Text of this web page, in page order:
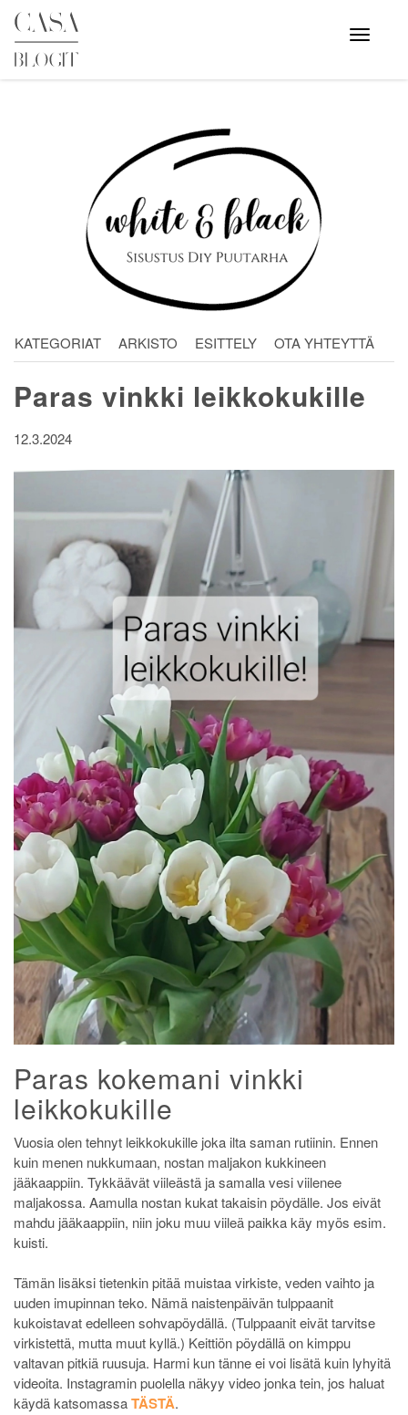
Skip
content
Avaa
valikko
KATEGORIAT ARKISTO ESITTELY OTA YHTEYTTÄ
Paras vinkki leikkokukille
12.3.2024
Paras kokemani vinkki
leikkokukille
Vuosia olen tehnyt leikkokukille joka ilta saman rutiinin. Ennen
kuin menen nukkumaan, nostan maljakon kukkineen
jääkaappiin. Tykkäävät viileästä ja samalla vesi viilenee
maljakossa. Aamulla nostan kukat takaisin pöydälle. Jos eivät
mahdu jääkaappiin, niin joku muu viileä paikka käy myös esim.
kuisti.
Tämän lisäksi tietenkin pitää muistaa virkiste, veden vaihto ja
uuden imupinnan teko. Nämä naistenpäivän tulppaanit
kukoistavat edelleen sohvapöydällä. (Tulppaanit eivät tarvitse
virkistettä, mutta muut kyllä.) Keittiön pöydällä on kimppu
valtavan pitkiä ruusuja. Harmi kun tänne ei voi lisätä kuin lyhyitä
videoita. Instagramin puolella näkyy video jonka tein, jos haluat
käydä katsomassaTÄSTÄ.